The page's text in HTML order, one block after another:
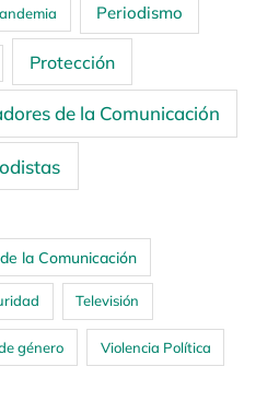
Periodismo
Protección
de la Comunicación
la Comunicación
Televisión
género Violencia Política